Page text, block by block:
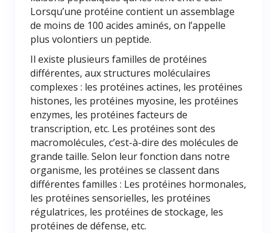
Lorsqu’une protéine contient un assemblage
de moins de 100 acides aminés, on l’appelle
plus volontiers un peptide.
Il existe plusieurs familles de protéines
différentes, aux structures moléculaires
complexes : les protéines actines, les protéines
histones, les protéines myosine, les protéines
enzymes, les protéines facteurs de
transcription, etc. Les protéines sont des
macromolécules, c’est-à-dire des molécules de
grande taille. Selon leur fonction dans notre
organisme, les protéines se classent dans
différentes familles : Les protéines hormonales,
les protéines sensorielles, les protéines
régulatrices, les protéines de stockage, les
protéines de défense, etc.